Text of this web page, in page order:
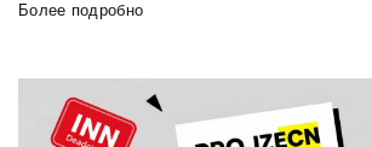
Более подробно